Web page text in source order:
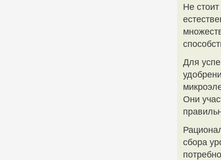
Не
Для
Они
сбора